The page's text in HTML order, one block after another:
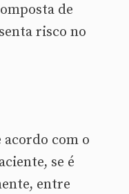
de
risco no
com o
se é
entre